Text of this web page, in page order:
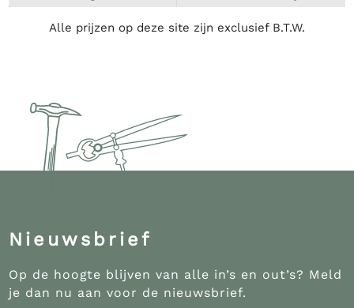
Alle prijzen op deze site zijn exclusief B.T.W.
Nieuwsbrief
Op de hoogte blijven van alle in’s en out’s? Meld
je dan nu aan voor de nieuwsbrief.